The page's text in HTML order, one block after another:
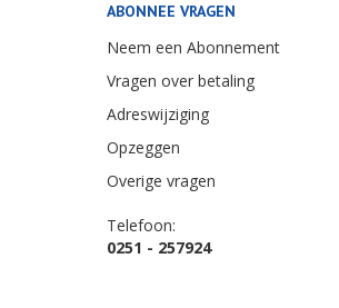
ABONNEE VRAGEN
Neem een Abonnement
Vragen over betaling
Adreswijziging
Opzeggen
Overige vragen
Telefoon:
0251 - 257924